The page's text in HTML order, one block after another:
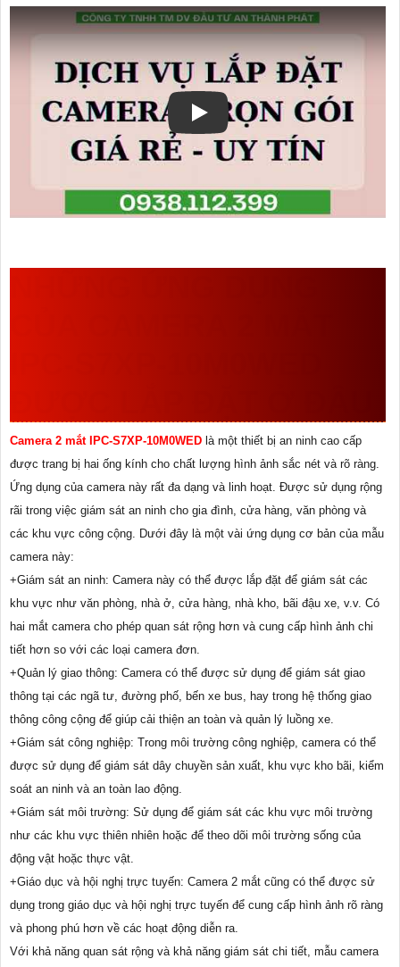
Camera 2 mắt IPC-S7XP-10M0WED là một thiết bị an ninh cao cấp
được trang bị hai ống kính cho chất lượng hình ảnh sắc nét và rõ ràng.
Ứng dụng của camera này rất đa dạng và linh hoạt. Được sử dụng rộng
rãi trong việc giám sát an ninh cho gia đình, cửa hàng, văn phòng và
các khu vực công cộng. Dưới đây là một vài ứng dụng cơ bản của mẫu
camera này:
+Giám sát an ninh: Camera này có thể được lắp đặt để giám sát các
khu vực như văn phòng, nhà ở, cửa hàng, nhà kho, bãi đậu xe, v.v. Có
hai mắt camera cho phép quan sát rộng hơn và cung cấp hình ảnh chi
tiết hơn so với các loại camera đơn.
+Quản lý giao thông: Camera có thể được sử dụng để giám sát giao
thông tại các ngã tư, đường phố, bến xe bus, hay trong hệ thống giao
thông công cộng để giúp cải thiện an toàn và quản lý luồng xe.
+Giám sát công nghiệp: Trong môi trường công nghiệp, camera có thể
được sử dụng để giám sát dây chuyền sản xuất, khu vực kho bãi, kiểm
soát an ninh và an toàn lao động.
+Giám sát môi trường: Sử dụng để giám sát các khu vực môi trường
như các khu vực thiên nhiên hoặc để theo dõi môi trường sống của
động vật hoặc thực vật.
+Giáo dục và hội nghị trực tuyến: Camera 2 mắt cũng có thể được sử
dụng trong giáo dục và hội nghị trực tuyến để cung cấp hình ảnh rõ ràng
và phong phú hơn về các hoạt động diễn ra.
Với khả năng quan sát rộng và khả năng giám sát chi tiết, mẫu camera